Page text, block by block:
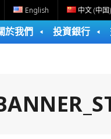
English 中文 (中国)
於我們 投資銀行